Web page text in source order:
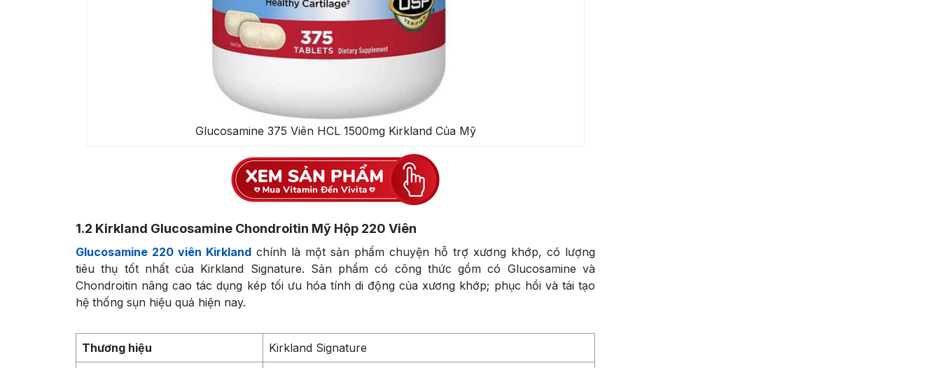
Glucosamine 375 Viên HCL 1500mg Kirkland Của Mỹ
1.2 Kirkland Glucosamine Chondroitin Mỹ Hộp 220 Viên
Glucosamine 220 viên Kirkland chính là một sản phẩm chuyện hỗ trợ xương khớp, có lượng
tiêu thụ tốt nhất của Kirkland Signature. Sản phẩm có công thức gồm có Glucosamine và
Chondroitin nâng cao tác dụng kép tối ưu hóa tính di động của xương khớp; phục hồi và tái tạo
hệ thống sụn hiệu quả hiện nay.
Thương hiệu Kirkland Signature